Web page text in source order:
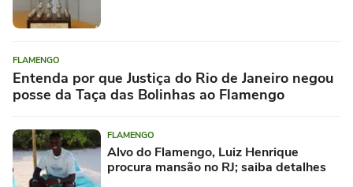
FLAMENGO
Entenda por que Justiça do Rio de Janeiro negou
posse da Taça das Bolinhas ao Flamengo
FLAMENGO
Alvo do Flamengo, Luiz Henrique
procura mansão no RJ; saiba detalhes